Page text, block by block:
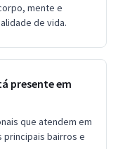
mente e
de vida.
presente em
que atendem em
principais bairros e